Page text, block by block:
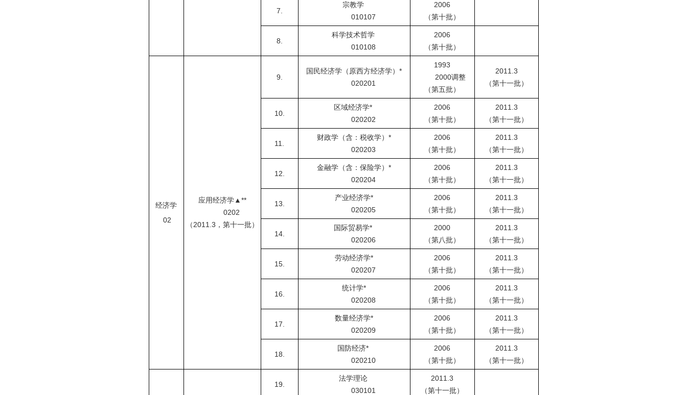
7.
宗教学
010107
2006
（第十批）
8.
科学技术哲学
010108
2006
（第十批）
经济学
02
应用经济学▲**
0202
（2011.3 ，第十一批）
9.
国民经济学（原西方经济学） *
020201
1993
2000调整
（第五批）
2011.3
（第十一批）
10.
区域经济学*
020202
2006
（第十批）
2011.3
（第十一批）
11.
财政学（含：税收学） *
020203
2006
（第十批）
2011.3
（第十一批）
12.
金融学（含：保险学） *
020204
2006
（第十批）
2011.3
（第十一批）
13.
产业经济学*
020205
2006
（第十批）
2011.3
（第十一批）
14.
国际贸易学*
020206
2000
（第八批）
2011.3
（第十一批）
15.
劳动经济学*
020207
2006
（第十批）
2011.3
（第十一批）
16.
统计学*
020208
2006
（第十批）
2011.3
（第十一批）
17.
数量经济学*
020209
2006
（第十批）
2011.3
（第十一批）
18.
国防经济*
020210
2006
（第十批）
2011.3
（第十一批）
19.
法学理论
030101
2011.3
（第十一批）